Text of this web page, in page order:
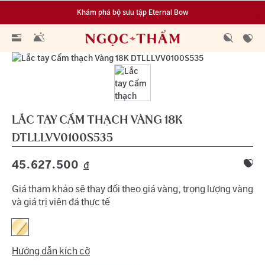
Khám phá bộ sưu tập Eternal Bow
Đa dạng lựa chọn tích luỹ từ 0.1 chỉ vàng 999.9
LẮC TAY CẨM THẠCH VÀNG 18K
DTLLLVV0100S535
45.627.500 đ
Giá tham khảo sẽ thay đổi theo giá vàng, trọng lượng vàng
và giá trị viên đá thực tế
Hướng dẫn kích cỡ